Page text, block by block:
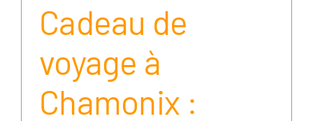
Cadeau de
voyage à
Chamonix :